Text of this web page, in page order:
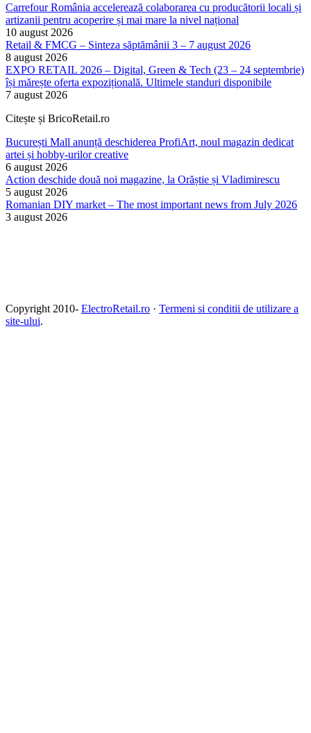
Carrefour România accelerează colaborarea cu producătorii locali și
artizanii pentru acoperire și mai mare la nivel național
10 august 2026
Retail & FMCG – Sinteza săptămânii 3 – 7 august 2026
8 august 2026
EXPO RETAIL 2026 – Digital, Green & Tech (23 – 24 septembrie)
își mărește oferta expozițională. Ultimele standuri disponibile
7 august 2026
Citește și BricoRetail.ro
București Mall anunță deschiderea ProfiArt, noul magazin dedicat
artei și hobby-urilor creative
6 august 2026
Action deschide două noi magazine, la Orăștie și Vladimirescu
5 august 2026
Romanian DIY market – The most important news from July 2026
3 august 2026
Copyright 2010- ElectroRetail.ro · Termeni si conditii de utilizare a
site-ului.